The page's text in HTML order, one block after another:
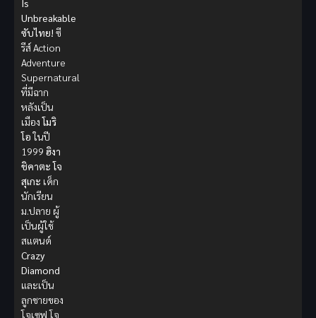
Is
Unbreakable
ซับไทย! ซี
รีส์ Action
Adventure
Supernatural
ที่มีฉาก
หลังเป็น
เมืองโมริ
โอในปี
1999 ฮิงา
ชิคาตะ โจ
สุเกะ เด็ก
นักเรียน
ม.ปลาย ผู้
เป็นผู้ใช้
สแตนด์
Crazy
Diamond
และเป็น
ลูกชายของ
โจเซฟ โจ